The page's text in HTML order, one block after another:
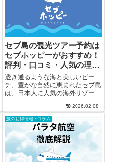
セブ島の観光ツアー予約は
セブホッピーがおすすめ！
評判・口コミ・人気の理由
を徹底解説
透き通るような海と美しいビー
チ、豊かな自然に恵まれたセブ島
は、日本人に人気の海外リゾート
ングやジンベエザメと泳ぐツア
ー、市内観光など、魅力的なアク
ティビティが数多く揃っています
が、現地ツアーの予約先選びで迷
う方...
2026.02.08
旅のお得情報・コラム